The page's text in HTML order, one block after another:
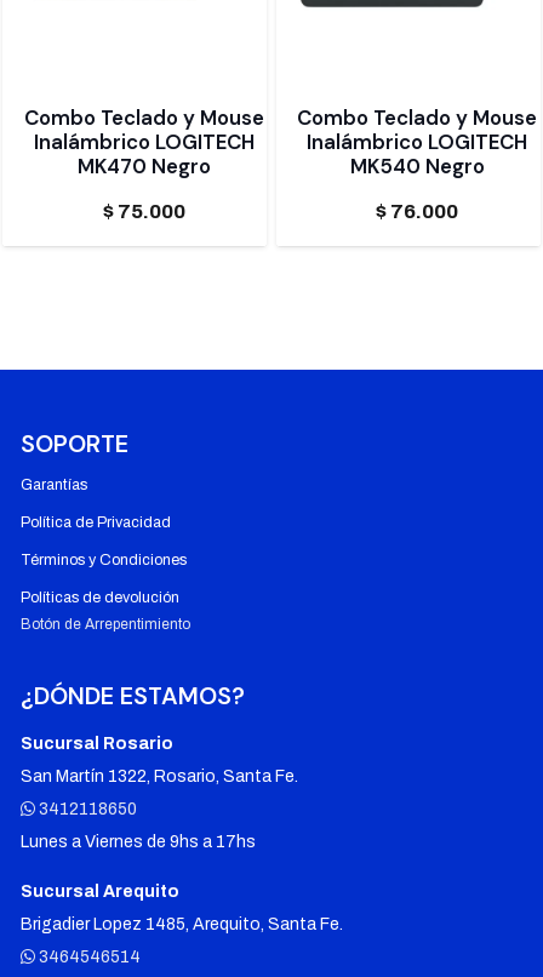
Combo Teclado y Mouse
Inalámbrico LOGITECH
MK470 Negro
$75.000
Combo Teclado y Mouse
Inalámbrico LOGITECH
MK540 Negro
$ 76.000
SOPORTE
Garantías
Política de Privacidad
Términos y Condiciones
Políticas de devolución
Botón de Arrepentimiento
¿DÓNDE ESTAMOS?
Sucursal Rosario
San Martín 1322, Rosario, Santa Fe.
3412118650
Lunes a Viernes de 9hs a 17hs
Sucursal Arequito
Brigadier Lopez 1485, Arequito, Santa Fe.
3464546514